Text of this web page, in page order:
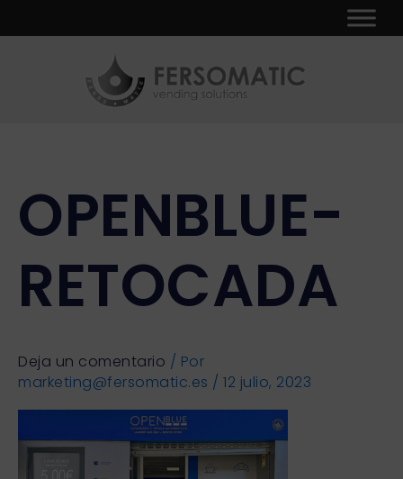
OPENBLUE-
RETOCADA
Deja un comentario / Por
marketing@fersomatic.es / 12 julio, 2023